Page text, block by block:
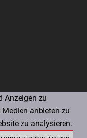
Anzeigen zu
anbieten zu
zu analysieren.